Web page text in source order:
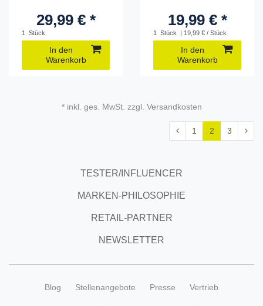
29,99 € *
1 Stück
In den
Warenkorb
19,99 € *
1 Stück | 19,99 € / Stück
In den
Warenkorb
* inkl. ges. MwSt. zzgl. Versandkosten
1 2 3
TESTER/INFLUENCER
MARKEN-PHILOSOPHIE
RETAIL-PARTNER
NEWSLETTER
Blog Stellenangebote Presse Vertrieb